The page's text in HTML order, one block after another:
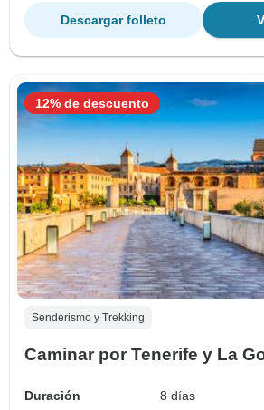
Descargar folleto
Senderismo y Trekking
Caminar por Tenerife y La
Duración
8 días
12% de descuento